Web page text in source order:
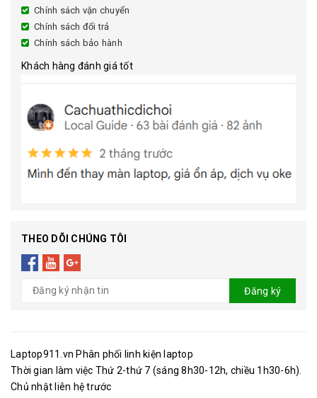
Chính sách vận chuyển
Chính sách đổi trả
Chính sách bảo hành
Khách hàng đánh giá tốt
THEO DÕI CHÚNG TÔI
Đăng ký
Laptop911.vn Phân phối linh kiện laptop
Thời gian làm việc Thứ 2-thứ 7 (sáng 8h30-12h, chiều 1h30-6h).
Chủ nhật liên hệ trước